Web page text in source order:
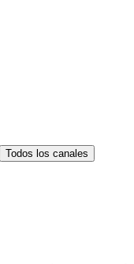
Todos los canales